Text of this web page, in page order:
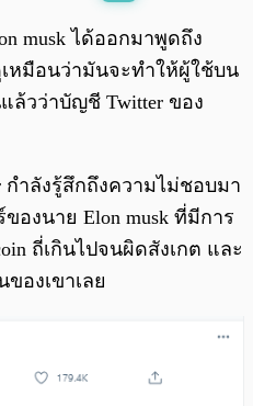
0:00
musk ได้ออกมาพูดถึง
หมือนว่ามันจะทำให้ผู้ใช้บน
ล้วว่าบัญชี Twitter ของ
ำลังรู้สึกถึงความไม่ชอบมา
องนาย Elon musk ที่มีการ
ถี่เกินไปจนผิดสังเกต และ
องเขาเลย